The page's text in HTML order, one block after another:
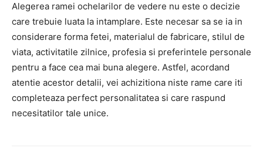
Alegerea ramei ochelarilor de vedere nu este o decizie
care trebuie luata la intamplare. Este necesar sa se ia in
considerare forma fetei, materialul de fabricare, stilul de
viata, activitatile zilnice, profesia si preferintele personale
pentru a face cea mai buna alegere. Astfel, acordand
atentie acestor detalii, vei achizitiona niste rame care iti
completeaza perfect personalitatea si care raspund
necesitatilor tale unice.